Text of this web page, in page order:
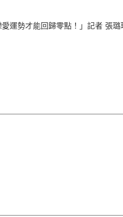
運勢才能回歸零點！」記者 張璐